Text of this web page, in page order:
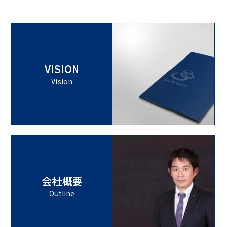
VISION
Vision
会社概要
Outline